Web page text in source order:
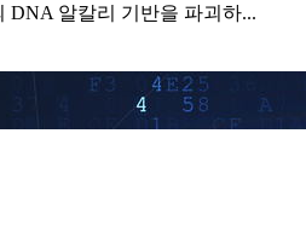
DNA 알칼리 기반을 파괴하...